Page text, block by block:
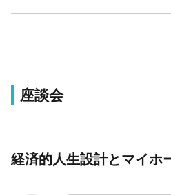
座談会
経済的人生設計とマイホ